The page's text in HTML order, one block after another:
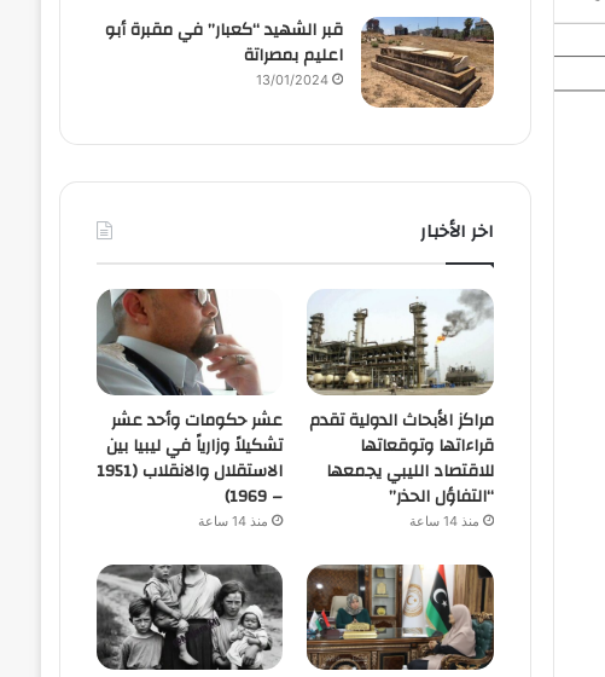
قبر الشهيد “كعبار” في مقبرة أبو
اعليم بمصراتة
13/01/2024
اخر الأخبار
مراكز الأبحاث الدولية تقدم
قراءاتها وتوقعاتها
للاقتصاد الليبي يجمعها
“التفاؤل الحذر”
منذ 14 ساعة
عشر حكومات وأحد عشر
تشكيلاً وزارياً في ليبيا بين
الاستقلال والانقلاب (1951
– 1969)
منذ 14 ساعة